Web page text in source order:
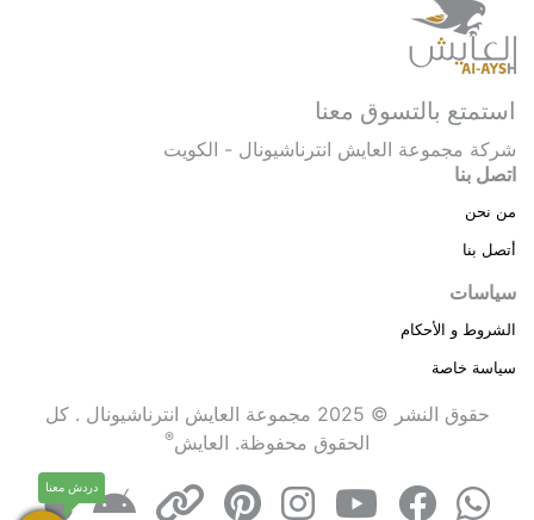
استمتع بالتسوق معنا
شركة مجموعة العايش انترناشيونال - الكويت
اتصل بنا
من نحن
أتصل بنا
سياسات
الشروط و الأحكام
سياسة خاصة
حقوق النشر © 2025 مجموعة العايش انترناشيونال . كل
الحقوق محفوظة. العايش®
دردش معنا